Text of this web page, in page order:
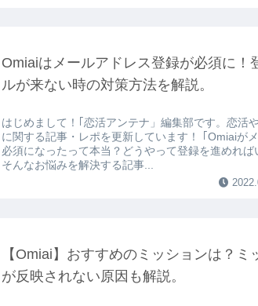
Omiaiはメールアドレス登録が必須に！
ルが来ない時の対策方法を解説。
はじめまして！｢恋活アンテナ」編集部です。恋活
に関する記事・レポを更新しています！ ｢Omiaiが
必須になったって本当？どうやって登録を進めれば
そんなお悩みを解決する記事...
【Omiai】おすすめのミッションは？ミ
が反映されない原因も解説。